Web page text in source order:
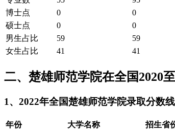
博士点
0
0
硕士点
0
0
男生占比
59
59
女生占比
41 41
二、楚雄师范学院在全国2020
1、2022年全国楚雄师范学院录取分数线
年份 大学名称 招生省